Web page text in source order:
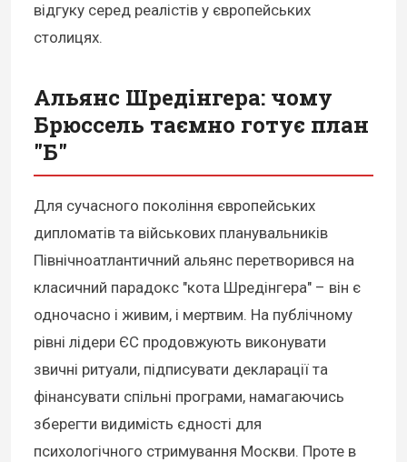
відгуку серед реалістів у європейських
столицях.
Альянс Шредінгера: чому
Брюссель таємно готує план
"Б"
Для сучасного покоління європейських
дипломатів та військових планувальників
Північноатлантичний альянс перетворився на
класичний парадокс "кота Шредінгера" – він є
одночасно і живим, і мертвим. На публічному
рівні лідери ЄС продовжують виконувати
звичні ритуали, підписувати декларації та
фінансувати спільні програми, намагаючись
зберегти видимість єдності для
психологічного стримування Москви. Проте в